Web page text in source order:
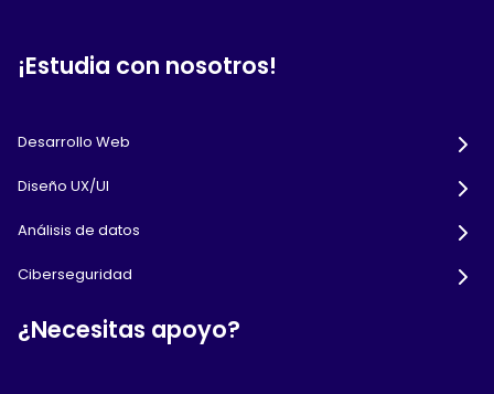
¡Estudia con nosotros!
Desarrollo Web
Diseño UX/UI
Análisis de datos
Ciberseguridad
¿Necesitas apoyo?